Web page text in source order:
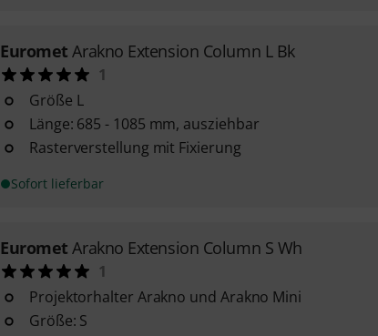
Euromet Arakno Extension Column L Bk
1
Größe L
Länge: 685 - 1085 mm, ausziehbar
Rasterverstellung mit Fixierung
Sofort lieferbar
Euromet Arakno Extension Column S Wh
1
Projektorhalter Arakno und Arakno Mini
Größe: S